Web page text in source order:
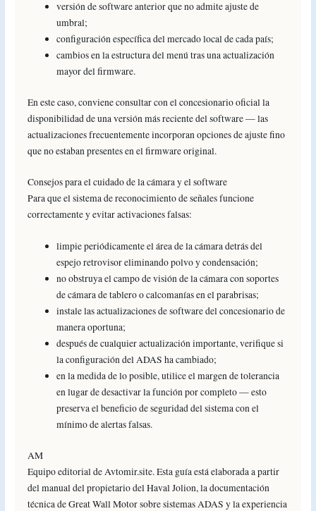
versión de software anterior que no admite ajuste de
umbral;
configuración específica del mercado local de cada país;
cambios en la estructura del menú tras una actualización
mayor del firmware.
En este caso, conviene consultar con el concesionario oficial la
disponibilidad de una versión más reciente del software — las
actualizaciones frecuentemente incorporan opciones de ajuste fino
que no estaban presentes en el firmware original.
Consejos para el cuidado de la cámara y el software
Para que el sistema de reconocimiento de señales funcione
correctamente y evitar activaciones falsas:
limpie periódicamente el área de la cámara detrás del
espejo retrovisor eliminando polvo y condensación;
no obstruya el campo de visión de la cámara con soportes
de cámara de tablero o calcomanías en el parabrisas;
instale las actualizaciones de software del concesionario de
manera oportuna;
después de cualquier actualización importante, verifique si
la configuración del ADAS ha cambiado;
en la medida de lo posible, utilice el margen de tolerancia
en lugar de desactivar la función por completo — esto
preserva el beneficio de seguridad del sistema con el
mínimo de alertas falsas.
AM
Equipo editorial de Avtomir.site. Esta guía está elaborada a partir
del manual del propietario del Haval Jolion, la documentación
técnica de Great Wall Motor sobre sistemas ADAS y la experiencia